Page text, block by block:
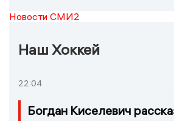
Новости СМИ2
Наш Хоккей
22:04
Богдан Киселевич